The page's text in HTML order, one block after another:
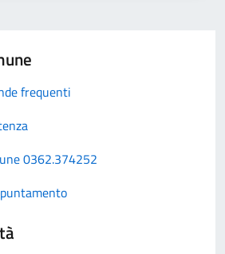
frequenti
0362.374252